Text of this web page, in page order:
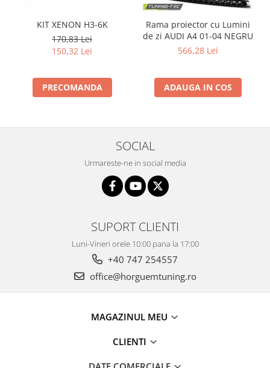
KIT XENON H3-6K
170,83 Lei
150,32 Lei
PRECOMANDA
Rama proiector cu Lumini
de zi AUDI A4 01-04 NEGRU
566,28 Lei
ADAUGA IN COS
SOCIAL
Urmareste-ne in social media
SUPORT CLIENTI
Luni-Vineri orele 10:00 pana la 17:00
+40 747 254557
office@horguemtuning.ro
MAGAZINUL MEU
CLIENTI